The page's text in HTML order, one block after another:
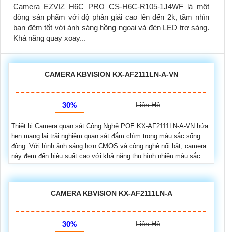
Camera EZVIZ H6C PRO CS-H6C-R105-1J4WF là một
đòng sản phẩm với độ phân giải cao lên đến 2k, tầm nhìn
ban đêm tốt với ánh sáng hồng ngoại và đèn LED trợ sáng.
Khả năng quay xoay...
CAMERA KBVISION KX-AF2111LN-A-VN
30% Liên Hệ
Thiết bị Camera quan sát Công Nghệ POE KX-AF2111LN-A-VN hứa
hẹn mang lại trải nghiệm quan sát đắm chìm trong màu sắc sống
động. Với hình ảnh sáng hơn CMOS và công nghệ nổi bật, camera
này đem đến hiệu suất cao với khả năng thu hình nhiều màu sắc
CAMERA KBVISION KX-AF2111LN-A
30% Liên Hệ